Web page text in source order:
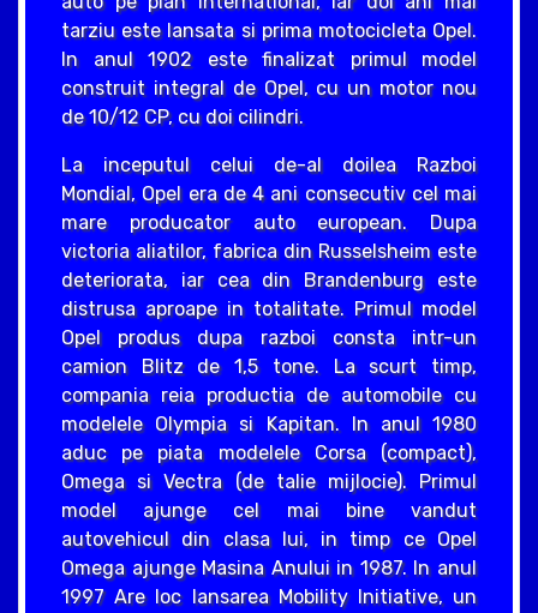
tarziu este lansata si prima motocicleta Opel.
In anul 1902 este finalizat primul model
construit integral de Opel, cu un motor nou
de 10/12 CP, cu doi cilindri.
La inceputul celui de-al doilea Razboi
Mondial, Opel era de 4 ani consecutiv cel mai
mare producator auto european. Dupa
victoria aliatilor, fabrica din Russelsheim este
deteriorata, iar cea din Brandenburg este
distrusa aproape in totalitate. Primul model
Opel produs dupa razboi consta intr-un
camion Blitz de 1,5 tone. La scurt timp,
compania reia productia de automobile cu
modelele Olympia si Kapitan. In anul 1980
aduc pe piata modelele Corsa (compact),
Omega si Vectra (de talie mijlocie). Primul
model ajunge cel mai bine vandut
autovehicul din clasa lui, in timp ce Opel
Omega ajunge Masina Anului in 1987. In anul
1997 Are loc lansarea Mobility Initiative, un